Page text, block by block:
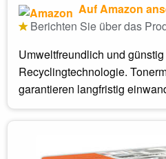
Auf Amazon
Berichten Sie über das
Umweltfreundlich und
Recyclingtechnologie.
garantieren langfristig